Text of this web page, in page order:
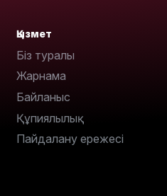
Қызмет
Біз туралы
Жарнама
Байланыс
Құпиялылық
Пайдалану ережесі